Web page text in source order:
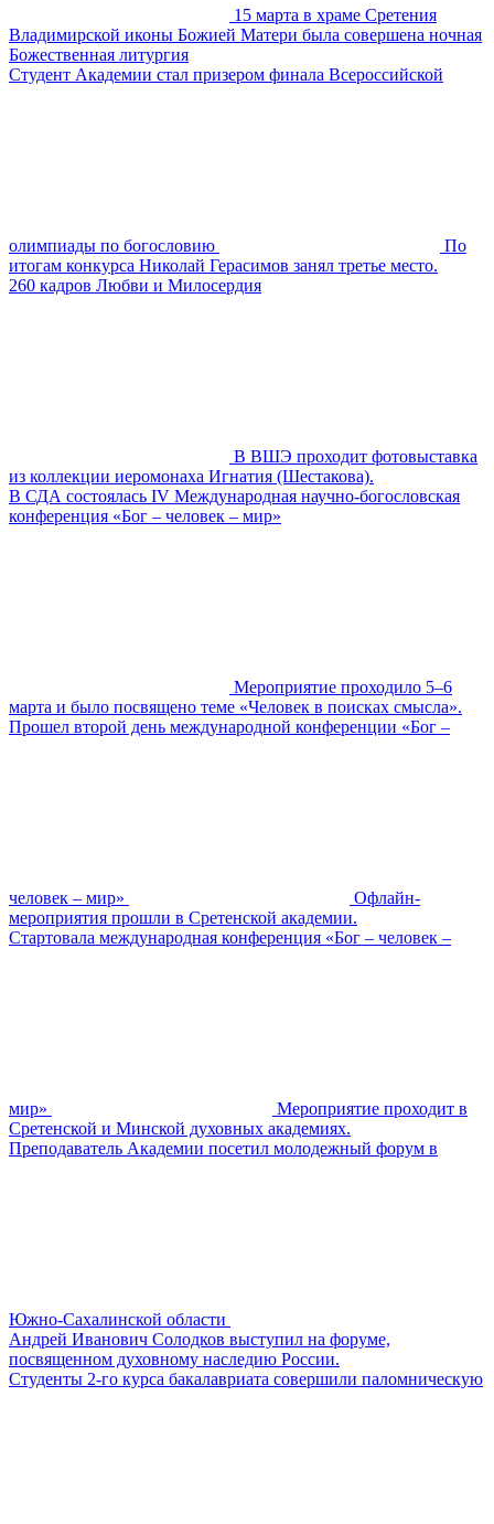
15 марта в храме Сретения
Владимирской иконы Божией Матери была совершена ночная
Божественная литургия
Студент Академии стал призером финала Всероссийской
олимпиады по богословию
По
итогам конкурса Николай Герасимов занял третье место.
260 кадров Любви и Милосердия
В ВШЭ проходит фотовыставка
из коллекции иеромонаха Игнатия (Шестакова).
В СДА состоялась IV Международная научно-богословская
конференция «Бог – человек – мир»
Мероприятие проходило 5–6
марта и было посвящено теме «Человек в поисках смысла».
Прошел второй день международной конференции «Бог –
человек – мир»
Офлайн-
мероприятия прошли в Сретенской академии.
Стартовала международная конференция «Бог – человек –
мир»
Мероприятие проходит в
Сретенской и Минской духовных академиях.
Преподаватель Академии посетил молодежный форум в
Южно-Сахалинской области
Андрей Иванович Солодков выступил на форуме,
посвященном духовному наследию России.
Студенты 2-го курса бакалавриата совершили паломническую